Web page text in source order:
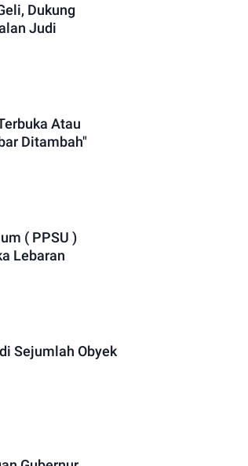
Dukung
Judi
Atau
Ditambah"
( PPSU )
Lebaran
Sejumlah Obyek